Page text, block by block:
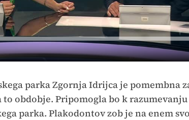
parka Zgornja Idrijca je pomembna
obdobje. Pripomogla bo k
parka. Plakodontov zob je na enem